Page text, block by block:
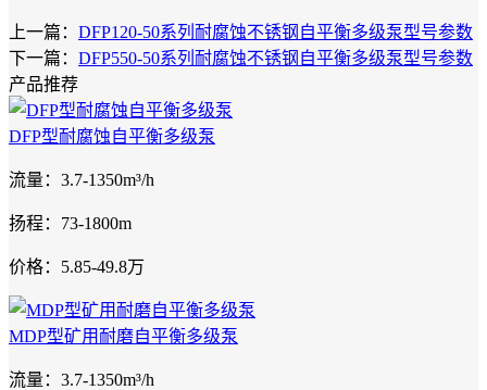
上一篇： DFP120-50系列耐腐蚀不锈钢自平衡多级泵型号参数
下一篇： DFP550-50系列耐腐蚀不锈钢自平衡多级泵型号参数
产品推荐
DFP型耐腐蚀自平衡多级泵
流量：3.7-1350m³/h
扬程：73-1800m
价格：5.85-49.8万
MDP型矿用耐磨自平衡多级泵
流量：3.7-1350m³/h